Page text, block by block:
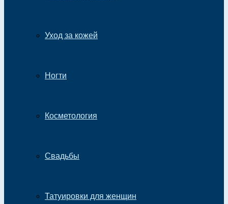
Уход за кожей
Ногти
Косметология
Свадьбы
Татуировки для женщин